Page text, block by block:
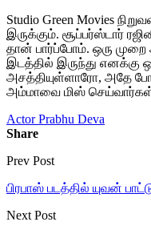
Studio Green Movies
இருக்கும். சூப்பர்ஸ்டார்
தான் பார்ப்போம். ஒரு முறை
இடத்தில் இருந்து எனக்கு
அசத்தியுள்ளாரோ, அதே
அம்மாவை மிஸ் செய்வார்கள்.
Actor Prabhu Deva
Share
Prev Post
பிரபாஸ் படத்தில் யுவன்
Next Post